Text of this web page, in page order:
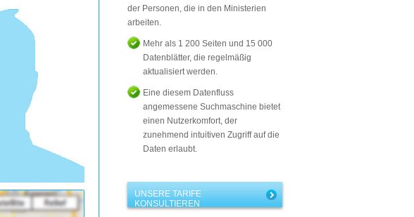
der Personen, die in den Ministerien
arbeiten.
Mehr als 1 200 Seiten und 15 000
Datenblätter, die regelmäßig
aktualisiert werden.
Eine diesem Datenfluss
angemessene Suchmaschine bietet
einen Nutzerkomfort, der
zunehmend intuitiven Zugriff auf die
Daten erlaubt.
UNSERE TARIFE
KONSULTIEREN